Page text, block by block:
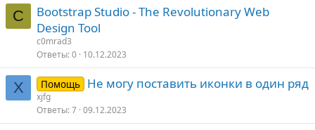
C
Bootstrap Studio - The Revolutionary Web
Design Tool
c0mrad3
Ответы 0 10.12.2023
X Помощь Не могу поставить иконки в один ряд
xjfg
Ответы 7 09.12.2023